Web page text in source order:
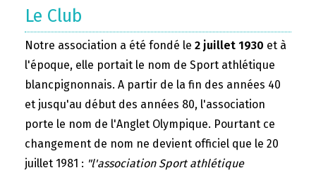
Le Club
Notre association a été fondé le 2 juillet 1930 et à
l'époque, elle portait le nom de Sport athlétique
blancpignonnais. A partir de la fin des années 40
et jusqu'au début des années 80, l'association
porte le nom de l'Anglet Olympique. Pourtant ce
changement de nom ne devient officiel que le 20
juillet 1981 : "l'association Sport athlétique